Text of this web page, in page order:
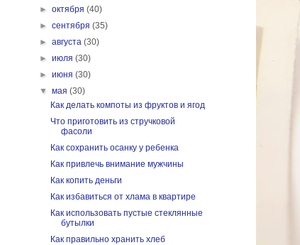
►октября(40)
►сентября(35)
►августа(30)
►июля(30)
►июня(30)
▼мая(30)
Как делать компоты из фруктов и ягод
Что приготовить из стручковой
фасоли
Как сохранить осанку у ребенка
Как привлечь внимание мужчины
Как копить деньги
Как избавиться от хлама в квартире
Как использовать пустые стеклянные
бутылки
Как правильно хранить хлеб